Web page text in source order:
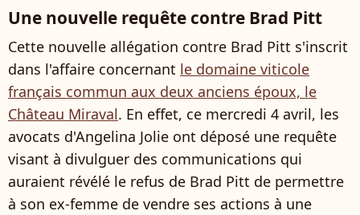
Une nouvelle requête contre Brad Pitt
Cette nouvelle allégation contre Brad Pitt s'inscrit
dans l'affaire concernant le domaine viticole
français commun aux deux anciens époux, le
Château Miraval. En effet, ce mercredi 4 avril, les
avocats d'Angelina Jolie ont déposé une requête
visant à divulguer des communications qui
auraient révélé le refus de Brad Pitt de permettre
à son ex-femme de vendre ses actions à une